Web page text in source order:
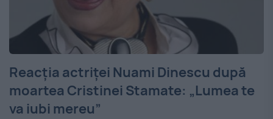
Reacţia actriţei Nuami Dinescu după
moartea Cristinei Stamate: „Lumea te
va iubi mereu”